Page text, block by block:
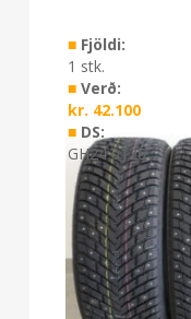
■Fjöldi:
1 stk.
■Verð:
kr. 42.100
■DS:
GH24 0126